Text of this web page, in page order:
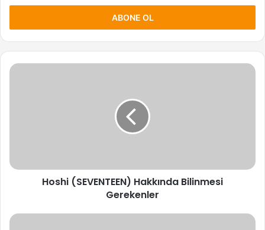
adresini
Hoshi
Hoshi (SEVENTEEN) Hakkında Bilinmesi
Gerekenler
Woozi